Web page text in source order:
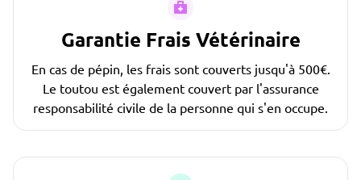
Garantie Frais Vétérinaire
En cas de pépin, les frais sont couverts jusqu'à 500€.
Le toutou est également couvert par l'assurance
responsabilité civile de la personne qui s'en occupe.